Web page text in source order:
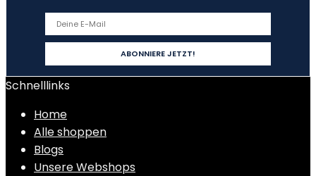
Schnelllinks
Home
Alle shoppen
Blogs
Unsere Webshops